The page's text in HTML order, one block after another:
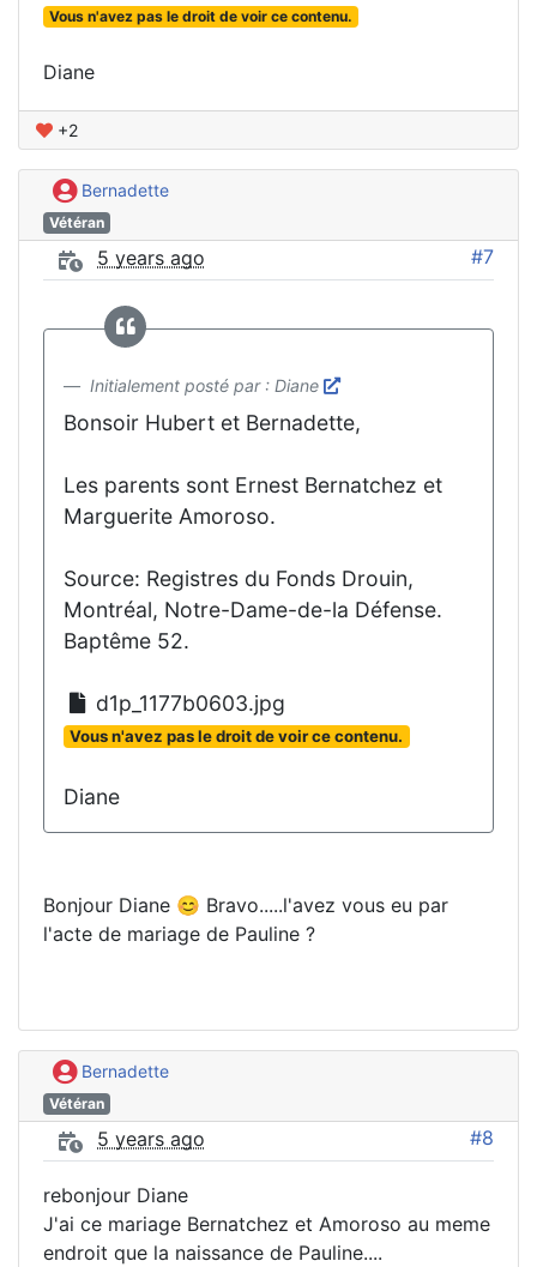
Vous n'avez pas le droit de voir ce contenu.
Diane
+2
Bernadette
Vétéran
5 years ago #7
Initialement posté par : Diane
Bonsoir Hubert et Bernadette,
Les parents sont Ernest Bernatchez et
Marguerite Amoroso.
Source: Registres du Fonds Drouin,
Montréal, Notre-Dame-de-la Défense.
Baptême 52.
d1p_1177b0603.jpg
Vous n'avez pas le droit de voir ce contenu.
Diane
Bonjour Diane 😊 Bravo.....l'avez vous eu par
l'acte de mariage de Pauline ?
Bernadette
Vétéran
5 years ago #8
rebonjour Diane
J'ai ce mariage Bernatchez et Amoroso au meme
endroit que la naissance de Pauline....